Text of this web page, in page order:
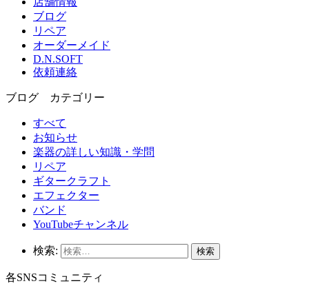
ブログ
リペア
オーダーメイド
D.N.SOFT
依頼連絡
ブログ カテゴリー
すべて
お知らせ
楽器の詳しい知識・学問
リペア
ギタークラフト
エフェクター
バンド
YouTubeチャンネル
検索:
各SNSコミュニティ